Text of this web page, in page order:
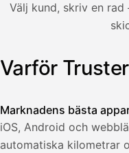
Välj kund, skriv en
Illustration: en
Varför
Marknadens bästa
iOS, Android och
automatiska kilometrar